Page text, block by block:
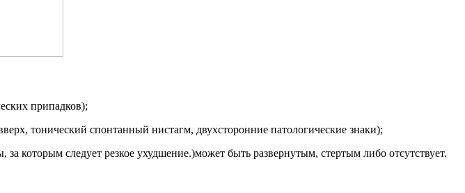
припадков);
тонический спонтанный нистагм, двухсторонние патологические знаки);
которым следует резкое ухудшение.)может быть развернутым, стертым либо отсутствует.